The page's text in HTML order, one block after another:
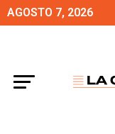
AGOSTO 7, 2026